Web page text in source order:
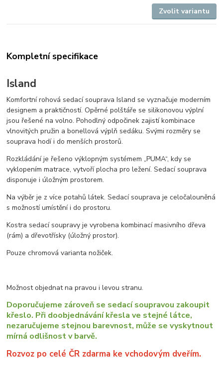
Zvolit variantu
Kompletní specifikace
Island
Komfortní rohová sedací souprava Island se vyznačuje moderním
designem a praktičností. Opěrné polštáře se silikonovou výplní
jsou řešené na volno. Pohodlný odpočinek zajistí kombinace
vlnovitých pružin a bonellová výplň sedáku. Svými rozměry se
souprava hodí i do menších prostorů.
Rozkládání je řešeno výklopným systémem „PUMA“, kdy se
vyklopením matrace, vytvoří plocha pro ležení. Sedací souprava
disponuje i úložným prostorem.
Na výběr je z více potahů látek. Sedací souprava je celočalouněná
s možností umístění i do prostoru.
Kostra sedací soupravy je vyrobena kombinací masivního dřeva
(rám) a dřevotřísky (úložný prostor).
Pouze chromová varianta nožiček.
Možnost objednat na pravou i levou stranu.
Doporučujeme zároveň se sedací soupravou zakoupit
křeslo. Při doobjednávání křesla ve stejné látce,
nezaručujeme stejnou barevnost, může se vyskytnout
mírná odlišnost v barvě.
Rozvoz po celé ČR zdarma ke vchodovým dveřím.